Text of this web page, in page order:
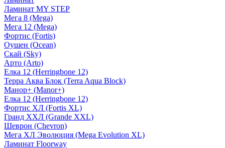
Ламинат MY STEP
Мега 8 (Mega)
Мега 12 (Mega)
Фортис (Fortis)
Оушен (Ocean)
Скай (Sky)
Арто (Arto)
Елка 12 (Herringbone 12)
Терра Аква Блок (Terra Aqua Block)
Манор+ (Manor+)
Елка 12 (Herringbone 12)
Фортис ХЛ (Fortis XL)
Гранд ХХЛ (Grande XXL)
Шеврон (Chevron)
Мега ХЛ Эволюция (Mega Evolution XL)
Ламинат Floorway